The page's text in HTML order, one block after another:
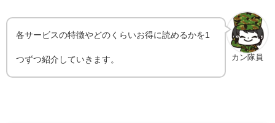
カン隊員
各サービスの特徴やどのくらいお得に読めるかを1
つずつ紹介していきます。